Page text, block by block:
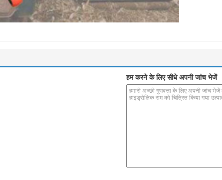
हम करने के लिए सीधे अपनी जांच भेजें